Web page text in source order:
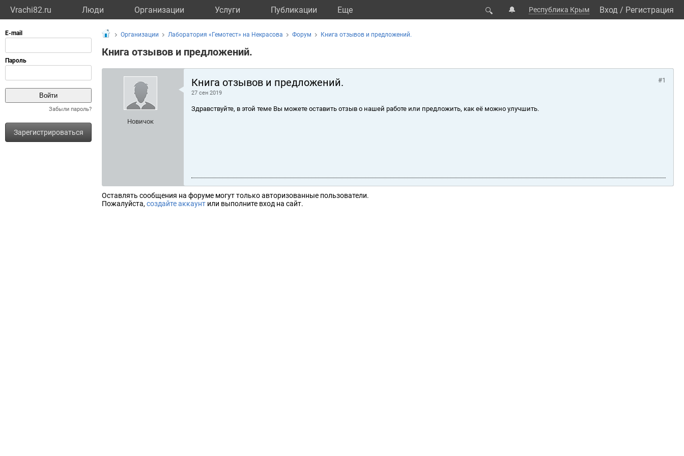
Vrachi82.ru Люди Организации Услуги Публикации Eще 🔍 🔔 Республика Крым Вход / Регистрация
Забыли пароль?
Зарегистрироваться
Организации Лаборатория «Гемотест» на Некрасова Форум Книга отзывов и предложений.
Книга отзывов и предложений.
Новичок
Книга отзывов и предложений.
27 сен 2019
#1
Здравствуйте, в этой теме Вы можете оставить отзыв о нашей работе или предложить, как её можно улучшить.
Оставлять сообщения на форуме могут только авторизованные пользователи.
Пожалуйста, создайте аккаунт или выполните вход на сайт.